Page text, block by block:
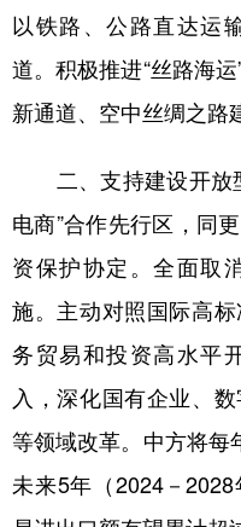
以铁路、公路直达运
道。积极推进“丝路海
新通道、空中丝绸之路
二、支持建设开放
电商”合作先行区，同
资保护协定。全面取
施。主动对照国际高
务贸易和投资高水平
入，深化国有企业、
等领域改革。中方将每
未来5年（2024－